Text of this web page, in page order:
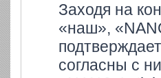
Заходя на
«наш»,
согласны с